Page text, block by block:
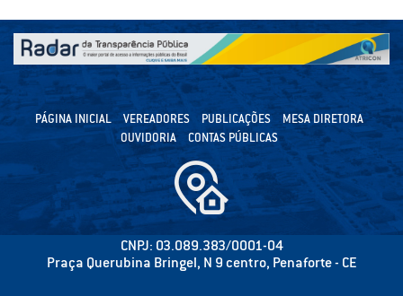
PÁGINA INICIAL VEREADORES PUBLICAÇÕES
MESA DIRETORA
OUVIDORIA
CONTAS PÚBLICAS
CNPJ: 03.089.383/0001-04
Praça Querubina Bringel, N 9 centro, Penaforte - CE